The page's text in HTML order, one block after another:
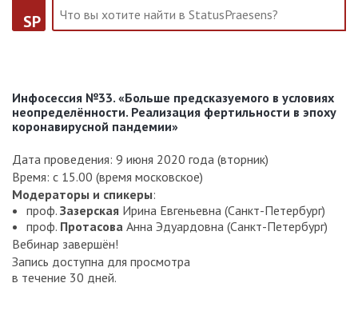
SP
Инфосессия №33. «Больше предсказуемого в условиях
неопределённости. Реализация фертильности в эпоху
коронавирусной пандемии»
Дата проведения: 9 июня 2020 года (вторник)
Время: с 15.00 (время московское)
Модераторы и спикеры:
проф. Зазерская Ирина Евгеньевна (Санкт-Петербург)
проф. Протасова Анна Эдуардовна (Санкт-Петербург)
Вебинар завершён!
Запись доступна для просмотра
в течение 30 дней.